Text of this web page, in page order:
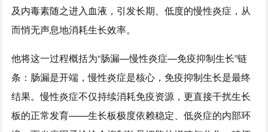
及内毒素随之进入血液，引发长期、低度的慢性炎症，从
而悄无声息地消耗生长效率。
他将这一过程概括为“肠漏—慢性炎症—免疫抑制生长”链
条：肠漏是开端，慢性炎症是核心，免疫抑制生长是最终
结果。慢性炎症不仅持续消耗免疫资源，更直接干扰生长
板的正常发育——生长板极度依赖稳定、低炎症的内部环